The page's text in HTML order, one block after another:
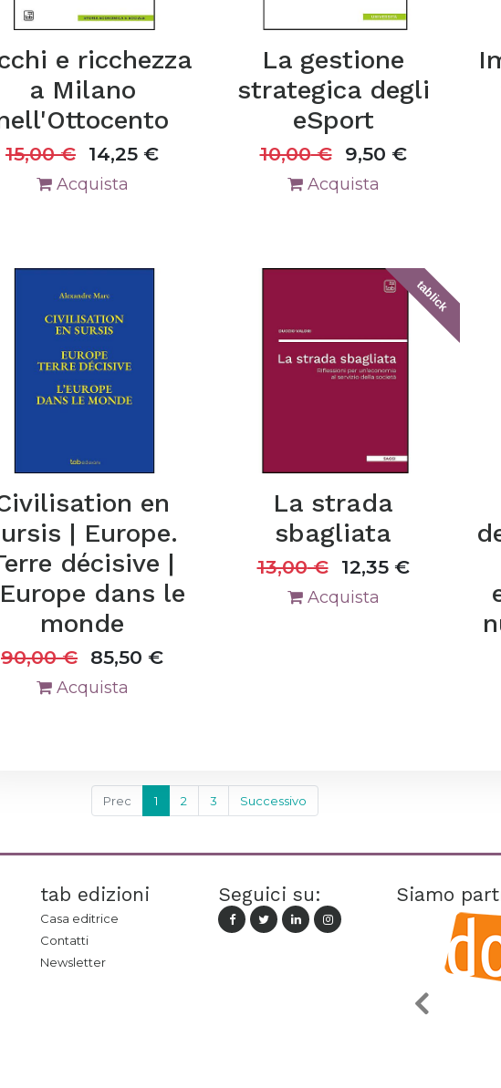
e ricchezza
a Milano
15,00€ 14,25 €
Acquista
La gestione
strategica degli
eSport
10,00€ 9,50 €
Acquista
en
| Europe.
décisive |
dans le
monde
90,00€ 85,50 €
Acquista
tablick
La strada
sbagliata
13,00€ 12,35€
Acquista
Prec 1 2 3 Successivo
tab edizioni
Casa editrice
Contatti
Newsletter
Seguici su: Siamo